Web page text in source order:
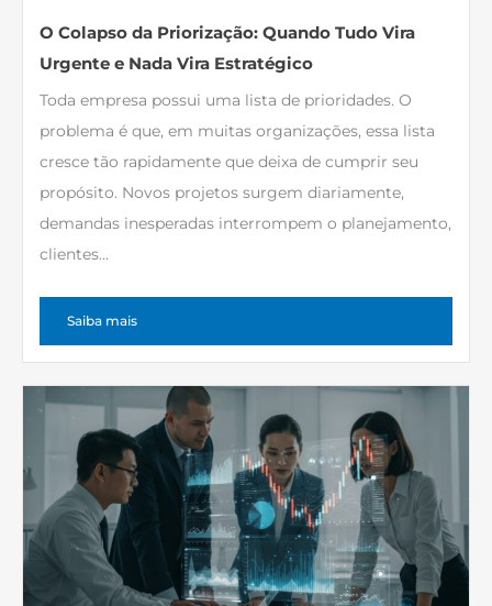
O Colapso da Priorização: Quando Tudo Vira
Urgente e Nada Vira Estratégico
Toda empresa possui uma lista de prioridades. O
problema é que, em muitas organizações, essa lista
cresce tão rapidamente que deixa de cumprir seu
propósito. Novos projetos surgem diariamente,
demandas inesperadas interrompem o planejamento,
clientes...
Saiba mais